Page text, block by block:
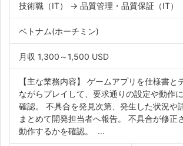
技術職（IT） → 品質管理・品質保証（IT）
ベトナム(ホーチミン)
月収 1,300～1,500 USD
【主な業務内容】 ゲームアプリを仕様書と
ながらプレイして、要求通りの設定や動作
確認。 不具合を発見次第、発生した状況や
まとめて開発担当者へ報告。 不具合が修正
動作するかを確認。 ...